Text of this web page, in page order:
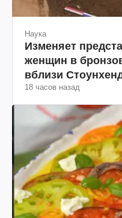
Наука
Изменяет
женщин в
вблизи
(фото)
18 часов назад